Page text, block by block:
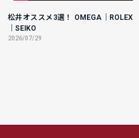
松井オススメ3選！ OMEGA｜ROLEX
｜SEIKO
2026/07/29